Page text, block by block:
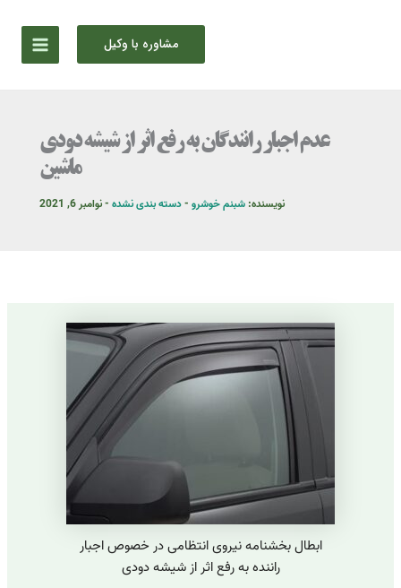
مشاوره با وکیل
عدم اجبار رانندگان به رفع اثر از شیشه دودی
ماشین
نویسنده: شبنم خوشرو -دسته بندی نشده -نوامبر 6, 2021
ابطال بخشنامه نیروی انتظامی در خصوص اجبار
راننده به رفع اثر از شیشه دودی